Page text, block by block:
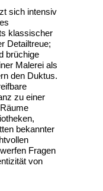
sich intensiv
klassischer
Detailtreue;
brüchige
Malerei als
den Duktus.
zu einer
bekannter
Fragen
von